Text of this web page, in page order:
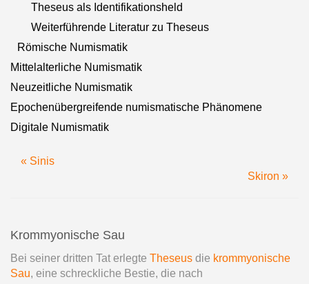
Theseus als Identifikationsheld
Weiterführende Literatur zu Theseus
Römische Numismatik
Mittelalterliche Numismatik
Neuzeitliche Numismatik
Epochenübergreifende numismatische Phänomene
Digitale Numismatik
« Sinis
Skiron »
Krommyonische Sau
Bei seiner dritten Tat erlegte Theseus die krommyonische
Sau, eine schreckliche Bestie, die nach